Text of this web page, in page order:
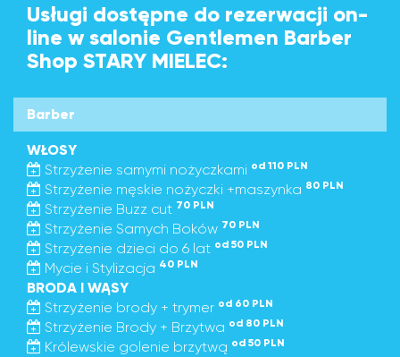
Usługi dostępne do rezerwacji on-
line w salonie Gentlemen Barber
Shop STARY MIELEC:
Barber
WŁOSY
Strzyżenie samymi nożyczkami od 110 PLN
Strzyżenie męskie nożyczki +maszynka 80 PLN
Strzyżenie Buzz cut 70 PLN
Strzyżenie Samych Boków 70 PLN
Strzyżenie dzieci do 6 lat od 50 PLN
Mycie i Stylizacja 40 PLN
BRODA I WĄSY
Strzyżenie brody + trymer od 60 PLN
Strzyżenie Brody + Brzytwa od 80 PLN
Królewskie golenie brzytwą od 50 PLN